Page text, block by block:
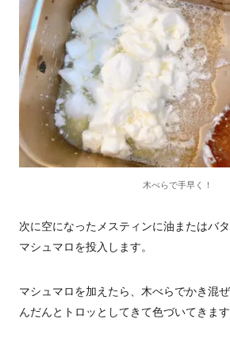
木べらで手早く！
次に空になったメスティンに油またはバ
マシュマロを投入します。
マシュマロを加えたら、木べらでかき混
んだんとトロッとしてきて色づいてきます